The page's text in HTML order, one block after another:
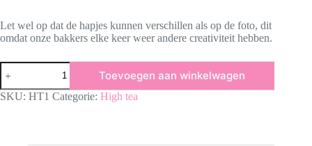
Let wel op dat de hapjes kunnen verschillen als op de foto, dit
omdat onze bakkers elke keer weer andere creativiteit hebben.
High
tea
aantal
Toevoegen aan winkelwagen
SKU: HT1 Categorie: High tea